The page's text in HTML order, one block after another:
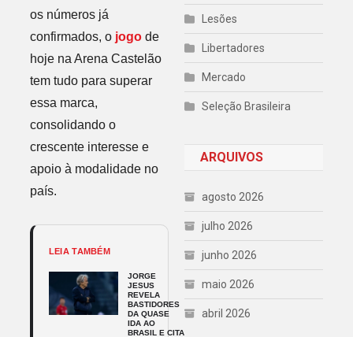
os números já
confirmados, o jogode
hoje na Arena Castelão
tem tudo para superar
essa marca,
consolidando o
crescente interesse e
apoio à modalidade no
país.
LEIA TAMBÉM
JORGE
JESUS
REVELA
BASTIDORES
DA QUASE
IDA AO
BRASIL E CITA
Lesões
Libertadores
Mercado
Seleção Brasileira
ARQUIVOS
agosto 2026
julho 2026
junho 2026
maio 2026
abril 2026